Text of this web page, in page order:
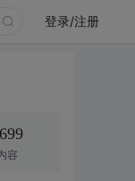
登录/注册
容